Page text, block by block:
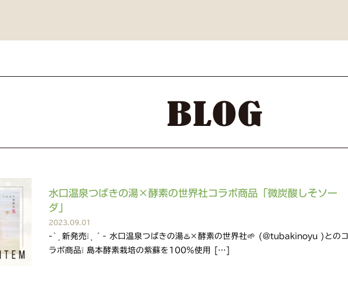
水口温泉つばきの湯×酵素の世界社コラボ商品「微炭酸しそソー
ダ」
2023.09.01
-` ̗ 新発売❕ ̖ ´- 水口温泉つばきの湯♨️×酵素の世界社🌱 (@tubakinoyu )とのコ
ラボ商品❕ 島本酵素栽培の紫蘇を100％使用 […]